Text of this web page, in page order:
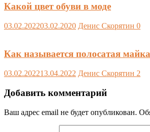
Какой цвет обуви в моде
03.02.202203.02.2020 Денис Скорятин 0
Как называется полосатая майка
03.02.202213.04.2022 Денис Скорятин 2
Добавить комментарий
Ваш адрес email не будет опубликован.